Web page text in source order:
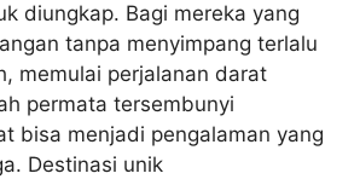
diungkap. Bagi mereka yang
tanpa menyimpang terlalu
memulai perjalanan darat
permata tersembunyi
bisa menjadi pengalaman yang
Destinasi unik